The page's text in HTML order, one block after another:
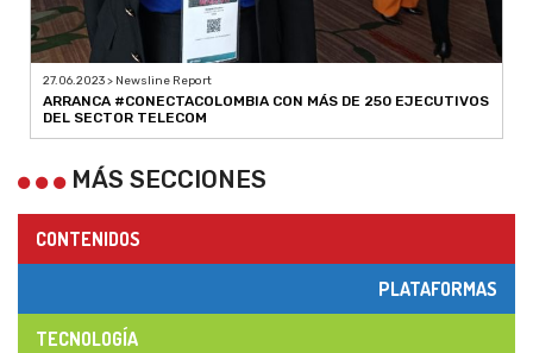
27.06.2023 > Newsline Report
ARRANCA #CONECTACOLOMBIA CON MÁS DE 250 EJECUTIVOS
DEL SECTOR TELECOM
MÁS SECCIONES
CONTENIDOS
PLATAFORMAS
TECNOLOGÍA